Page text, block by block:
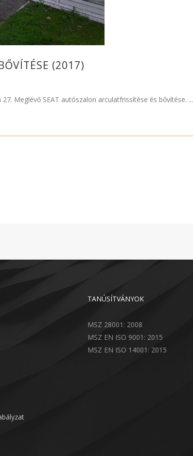
(2017)
Meglévő SEAT autószalon arculatfrissítése és bővítése. ...
TANÚSÍTVÁNYOK
MSZ 28001: 2008
MSZ EN ISO 9001: 2015
MSZ EN ISO 14001: 2015